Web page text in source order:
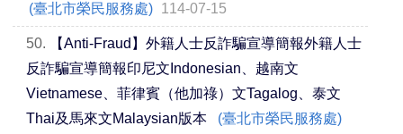
(臺北市榮民服務處) 114-07-15
50.
【Anti-Fraud】外籍人士反詐騙宣導簡報外籍人士
反詐騙宣導簡報印尼文Indonesian、越南文
Vietnamese、菲律賓（他加祿）文Tagalog、泰文
Thai及馬來文Malaysian版本
(臺北市榮民服務處)